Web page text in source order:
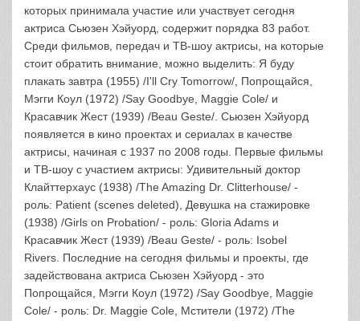
которых принимала участие или участвует сегодня
актриса Сьюзен Хэйуорд, содержит порядка 83 работ.
Среди фильмов, передач и ТВ-шоу актрисы, на которые
стоит обратить внимание, можно выделить: Я буду
плакать завтра (1955) /I'll Cry Tomorrow/, Попрощайся,
Мэгги Коул (1972) /Say Goodbye, Maggie Cole/ и
Красавчик Жест (1939) /Beau Geste/. Сьюзен Хэйуорд
появляется в кино проектах и сериалах в качестве
актрисы, начиная с 1937 по 2008 годы. Первые фильмы
и ТВ-шоу с участием актрисы: Удивительный доктор
Клайттерхаус (1938) /The Amazing Dr. Clitterhouse/ -
роль: Patient (scenes deleted), Девушка на стажировке
(1938) /Girls on Probation/ - роль: Gloria Adams и
Красавчик Жест (1939) /Beau Geste/ - роль: Isobel
Rivers. Последние на сегодня фильмы и проекты, где
задействована актриса Сьюзен Хэйуорд - это
Попрощайся, Мэгги Коул (1972) /Say Goodbye, Maggie
Cole/ - роль: Dr. Maggie Cole, Мстители (1972) /The